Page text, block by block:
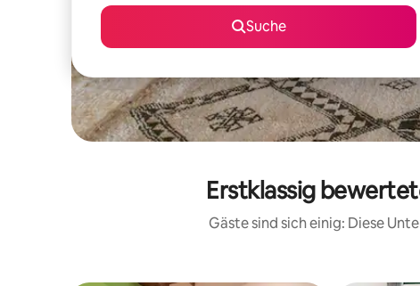
Suche
Erstklassig
Gäste sind sich einig: Diese